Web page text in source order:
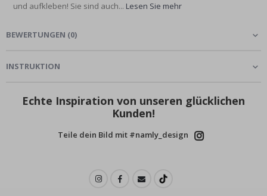
und aufkleben! Sie sind auch... Lesen Sie mehr
BEWERTUNGEN (0)
INSTRUKTION
Echte Inspiration von unseren glücklichen
Kunden!
Teile dein Bild mit #namly_design